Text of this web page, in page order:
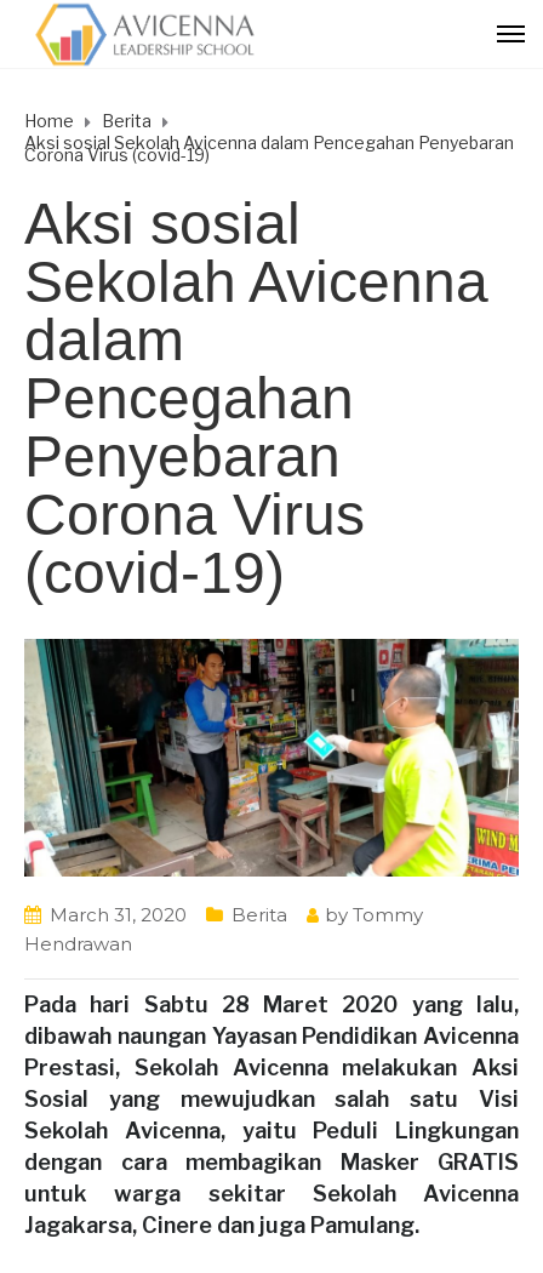
Home
Berita
Aksi sosial Sekolah Avicenna dalam Pencegahan Penyebaran
Corona Virus (covid-19)
Aksi sosial
Sekolah Avicenna
dalam
Pencegahan
Penyebaran
Corona Virus
(covid-19)
March 31, 2020 Berita by Tommy
Hendrawan
Pada hari Sabtu 28 Maret 2020 yang lalu,
dibawah naungan Yayasan Pendidikan Avicenna
Prestasi, Sekolah Avicennamelakukan Aksi
Sosial yang mewujudkan salah satu Visi
Sekolah Avicenna, yaitu Peduli Lingkungan
dengan cara membagikan Masker GRATIS
untuk warga sekitar Sekolah Avicenna
Jagakarsa, Cinere dan juga Pamulang.